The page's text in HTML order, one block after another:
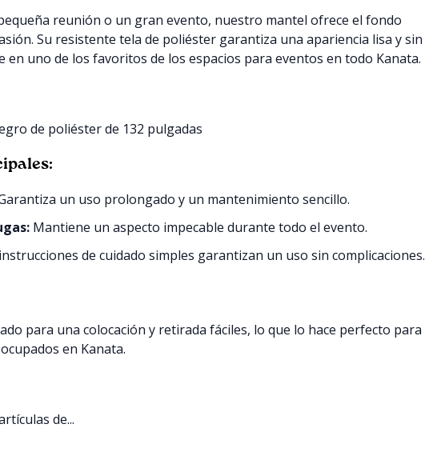
reunión o un gran evento, nuestro mantel ofrece el fondo
Su resistente tela de poliéster garantiza una apariencia lisa y sin
en uno de los favoritos de los espacios para eventos en todo Kanata.
de poliéster de 132 pulgadas
un uso prolongado y un mantenimiento sencillo.
Mantiene un aspecto impecable durante todo el evento.
de cuidado simples garantizan un uso sin complicaciones.
para una colocación y retirada fáciles, lo que lo hace perfecto para
en Kanata.
de...